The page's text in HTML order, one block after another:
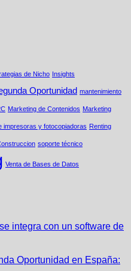
de Nicho Insights
Oportunidad mantenimiento
Marketing de Contenidos Marketing
impresoras y fotocopiadoras Renting
soporte técnico
Venta de Bases de Datos
integra con un software de
Oportunidad en España: